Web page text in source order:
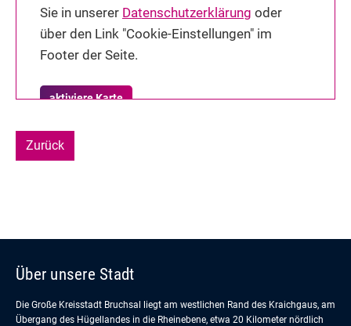
Sie in unserer Datenschutzerklärung oder
über den Link "Cookie-Einstellungen" im
Footer der Seite.
aktiviere Karte
Zurück
Über unsere Stadt
Die Große Kreisstadt Bruchsal liegt am westlichen Rand des Kraichgaus, am
Übergang des Hügellandes in die Rheinebene, etwa 20 Kilometer nördlich